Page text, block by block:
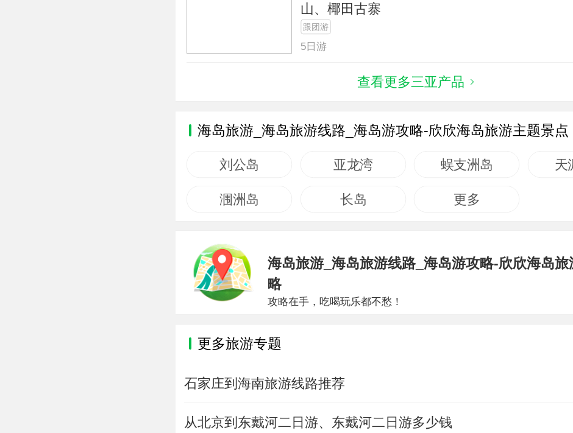
山、椰田古寨
跟团游
5日游
查看更多三亚产品
海岛旅游_海岛旅游线路_海岛游攻略-欣欣海岛旅游主题景点
刘公岛 亚龙湾 蜈支洲岛 天
涠洲岛 长岛 更多
海岛旅游_海岛旅游线路_海岛游攻略-欣欣海岛旅
略
攻略在手，吃喝玩乐都不愁！
更多旅游专题
石家庄到海南旅游线路推荐
从北京到东戴河二日游、东戴河二日游多少钱